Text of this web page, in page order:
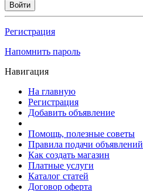
Войти
Регистрация
Напомнить пароль
Навигация
На главную
Регистрация
Добавить объявление
Помощь, полезные советы
Правила подачи объявлений
Как создать магазин
Платные услуги
Каталог статей
Договор оферта